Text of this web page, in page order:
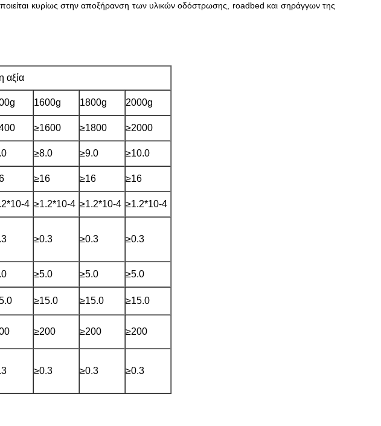
terug!
κυρίως στην αποξήρανση των υλικών οδόστρωσης, roadbed και σηράγγων της
αξία
1600g 1800g 2000g
≥1600 ≥1800 ≥2000
≥8.0 ≥9.0 ≥10.0
≥16 ≥16 ≥16
4 ≥1.2*10-4 ≥1.2*10-4 ≥1.2*10-4
≥0.3 ≥0.3 ≥0.3
≥5.0 ≥5.0 ≥5.0
≥15.0 ≥15.0 ≥15.0
≥200 ≥200 ≥200
≥0.3 ≥0.3 ≥0.3